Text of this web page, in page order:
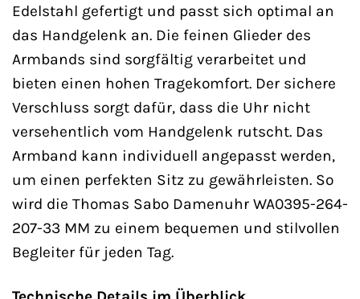
Edelstahl gefertigt und passt sich optimal an
das Handgelenk an. Die feinen Glieder des
Armbands sind sorgfältig verarbeitet und
bieten einen hohen Tragekomfort. Der sichere
Verschluss sorgt dafür, dass die Uhr nicht
versehentlich vom Handgelenk rutscht. Das
Armband kann individuell angepasst werden,
um einen perfekten Sitz zu gewährleisten. So
wird die Thomas Sabo Damenuhr WA0395-264-
207-33 MM zu einem bequemen und stilvollen
Begleiter für jeden Tag.